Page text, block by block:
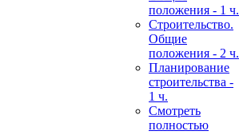
положения - 1 ч.
Строительство.
Общие
положения - 2 ч.
Планирование
строительства -
1 ч.
Смотреть
полностью